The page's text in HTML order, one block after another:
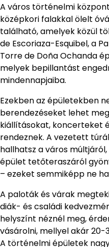
A város történelmi
középkori falakkal ölelt
található, amelyek közül
de Escoriaza-Esquibel, a
Torre de Doña Ochanda
melyek bepillantást
mindennapjaiba.
Ezekben az épületekben
berendezéseket lehet
kiállításokat, koncerteket
rendeznek. A vezetett
hallhatsz a város
épület tetőteraszáról
– ezeket semmiképp ne
A paloták és várak
diák- és családi
helyszínt néznél meg,
vásárolni, mellyel akár 20-
A történelmi épületek